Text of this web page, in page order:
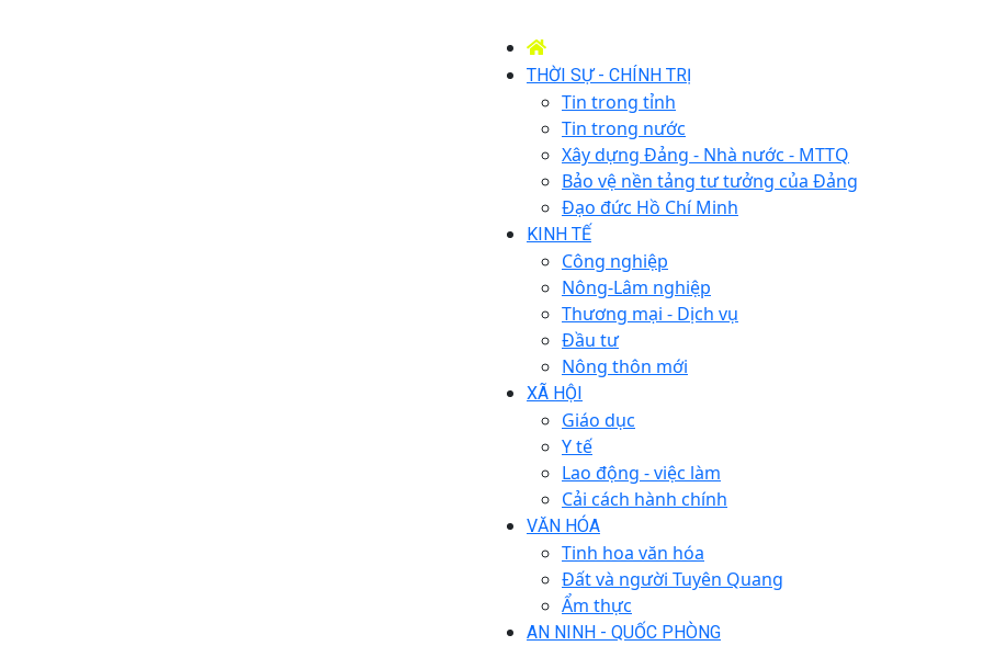
THỜI SỰ - CHÍNH TRỊ
Tin trong tỉnh
Tin trong nước
Xây dựng Đảng - Nhà nước - MTTQ
Bảo vệ nền tảng tư tưởng của Đảng
Đạo đức Hồ Chí Minh
KINH TẾ
Công nghiệp
Nông-Lâm nghiệp
Thương mại - Dịch vụ
Đầu tư
Nông thôn mới
XÃ HỘI
Giáo dục
Y tế
Lao động - việc làm
Cải cách hành chính
VĂN HÓA
Tinh hoa văn hóa
Đất và người Tuyên Quang
Ẩm thực
AN NINH - QUỐC PHÒNG